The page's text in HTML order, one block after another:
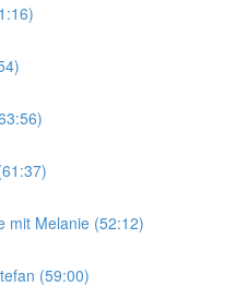
mit Melanie (52:12)
(59:00)